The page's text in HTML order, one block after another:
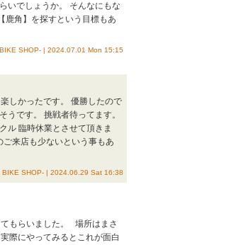
いでしょうか。 そんなにもな
鹿角】を探すという目標もあ
SHOP- | 2024.07.01 Mon 15:15
しかったです。 優勝したので
うです。 挑戦者待ってます。
ル 臨時休業とさせて頂きま
来店も少ないという事もあ
SHOP- | 2024.06.29 Sat 16:38
もらいました。 場所はまさ
際にやってみるとこれが面白